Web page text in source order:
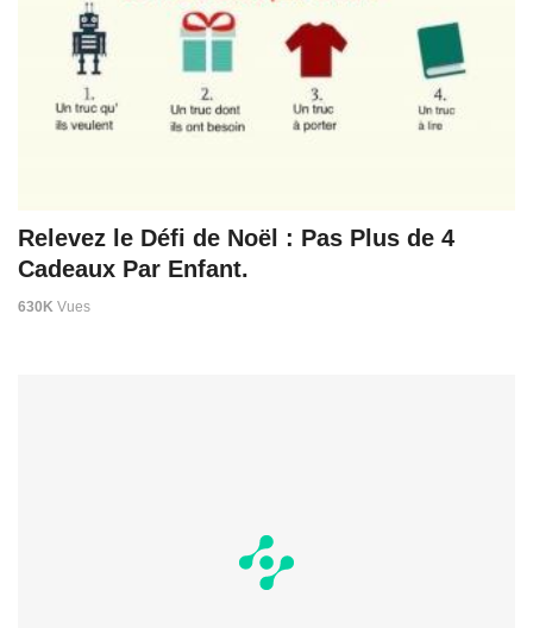
Relevez le Défi de Noël : Pas Plus de 4
Cadeaux Par Enfant.
630K Vues